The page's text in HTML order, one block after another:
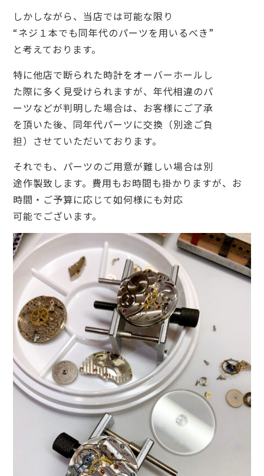
しかしながら、当店では可能な限り
“ネジ１本でも同年代のパーツを用いるべき”
と考えております。
特に他店で断られた時計をオーバーホールし
た際に多く見受けられますが、年代相違のパ
ーツなどが判明した場合は、お客様にご了承
を頂いた後、同年代パーツに交換（別途ご負
担）させていただいております。
それでも、パーツのご用意が難しい場合は別
途作製致します。費用もお時間も掛かりますが、お
時間・ご予算に応じて如何様にも対応
可能でございます。